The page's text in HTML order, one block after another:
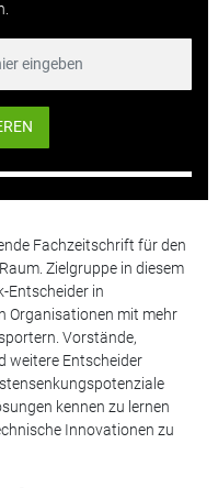
Fachzeitschrift für den
Zielgruppe in diesem
Entscheider in
Organisationen mit mehr
Vorstände,
weitere Entscheider
kennen zu lernen
Innovationen zu